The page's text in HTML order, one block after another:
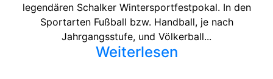
legendären Schalker Wintersportfestpokal. In den
Sportarten Fußball bzw. Handball, je nach
Jahrgangsstufe, und Völkerball...
Weiterlesen